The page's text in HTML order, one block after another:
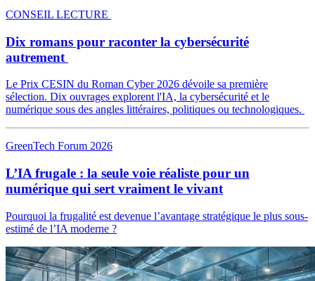
CONSEIL LECTURE
Dix romans pour raconter la cybersécurité
autrement
Le Prix CESIN du Roman Cyber 2026 dévoile sa première
sélection. Dix ouvrages explorent l'IA, la cybersécurité et le
numérique sous des angles littéraires, politiques ou technologiques.
GreenTech Forum 2026
L’IA frugale : la seule voie réaliste pour un
numérique qui sert vraiment le vivant
Pourquoi la frugalité est devenue l’avantage stratégique le plus sous-
estimé de l’IA moderne ?